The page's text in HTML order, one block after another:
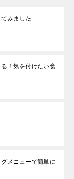
みました
！気を付けたい食
メニューで簡単に